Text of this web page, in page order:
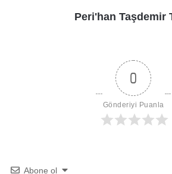
Peri'han Taşdemir
0
Gönderiyi Puanla
Abone ol